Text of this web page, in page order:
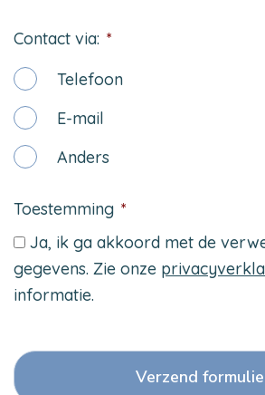
Contact via: *
Telefoon
E-mail
Anders
Toestemming *
Ja, ik ga akkoord met de
gegevens. Zie onze
informatie.